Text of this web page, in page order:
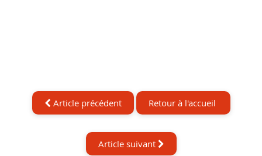
Article précédent Retour à l'accueil
Article suivant